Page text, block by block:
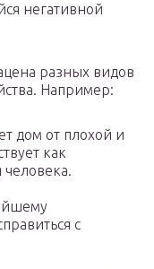
негативной
разных видов
Например:
дом от плохой и
как
человека.
с